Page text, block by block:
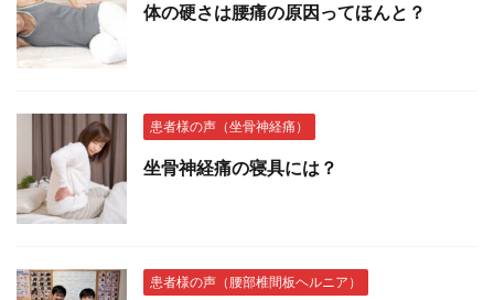
体の硬さは腰痛の原因ってほんと？
患者様の声（坐骨神経痛）
坐骨神経痛の寝具には？
患者様の声（腰部椎間板ヘルニア）